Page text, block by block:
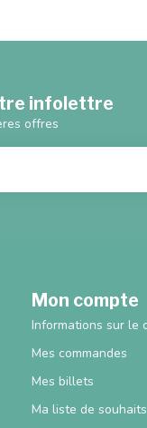
infolettre
offres
Mon compte
Informations sur le
Mes commandes
Mes billets
Ma liste de souhaits